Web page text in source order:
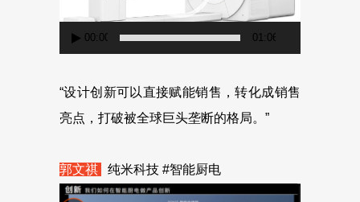
器
00:00 01:06
“设计创新可以直接赋能销售，转化成销售
亮点，打破被全球巨头垄断的格局。”
郭文祺 纯米科技 #智能厨电
视